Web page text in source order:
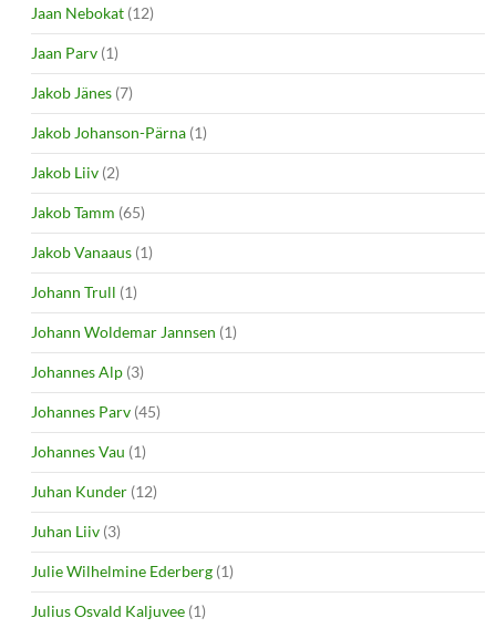
Jaan Nebokat (12)
Jaan Parv (1)
Jakob Jänes (7)
Jakob Johanson-Pärna (1)
Jakob Liiv (2)
Jakob Tamm (65)
Jakob Vanaaus (1)
Johann Trull (1)
Johann Woldemar Jannsen (1)
Johannes Alp (3)
Johannes Parv (45)
Johannes Vau (1)
Juhan Kunder (12)
Juhan Liiv (3)
Julie Wilhelmine Ederberg (1)
Julius Osvald Kaljuvee (1)